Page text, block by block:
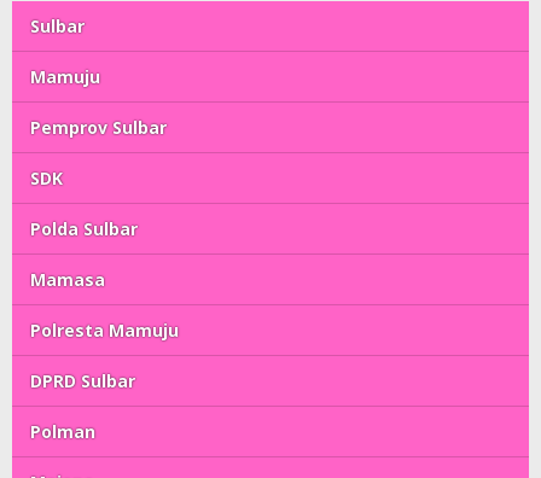
Sulbar
Mamuju
Pemprov Sulbar
SDK
Polda Sulbar
Mamasa
Polresta Mamuju
DPRD Sulbar
Polman